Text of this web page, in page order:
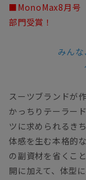
■MonoMax8月号
部門受賞！
みんな
スーツブランドが
かっちりテーラー
ツに求められるき
体感を生む本格的
の副資材を省くこ
開に加えて、体型